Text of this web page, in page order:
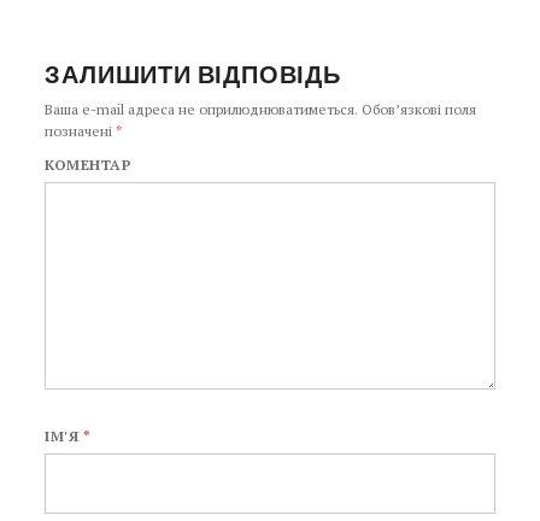
ЗАЛИШИТИ ВІДПОВІДЬ
Ваша e-mail адреса не оприлюднюватиметься. Обов’язкові поля
позначені*
КОМЕНТАР
ІМ'Я *